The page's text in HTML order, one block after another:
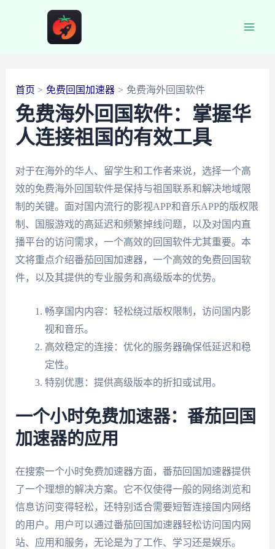
首页 免费回国加速器 免费海外回国软件
免费海外回国软件：掌握华
人连接祖国的有效工具
对于在海外的华人、留学生和工作者来说，选择一个高
效的免费海外回国软件是保持与祖国联系和解决地域限
制的关键。面对国内流行的影视APP和音乐APP的版权限
制、国服游戏的高延迟和频繁掉线问题，以及对国内直
播平台的访问需求，一个高效的回国软件尤其重要。本
文将重点介绍番茄回国加速器，一个高效的免费回国软
件，以及其提供的专业服务和高级版本的优势。
畅享国内内容：轻松绕过版权限制，访问国内影
视和音乐。
高效稳定的连接：优化的服务器确保低延迟和稳
定性。
特别优惠：提供高级版本的折扣或试用。
一个小时免费加速器：番茄回国
加速器的应用
在搜索一个小时免费加速器方面，番茄回国加速器提供
了一个理想的解决方案。它不仅使得一般的网络浏览和
信息访问变得轻松，还特别适合需要短暂连接国内网络
的用户。用户可以通过番茄回国加速器轻松访问国内网
站、应用和服务，无论是为了工作、学习还是娱乐。